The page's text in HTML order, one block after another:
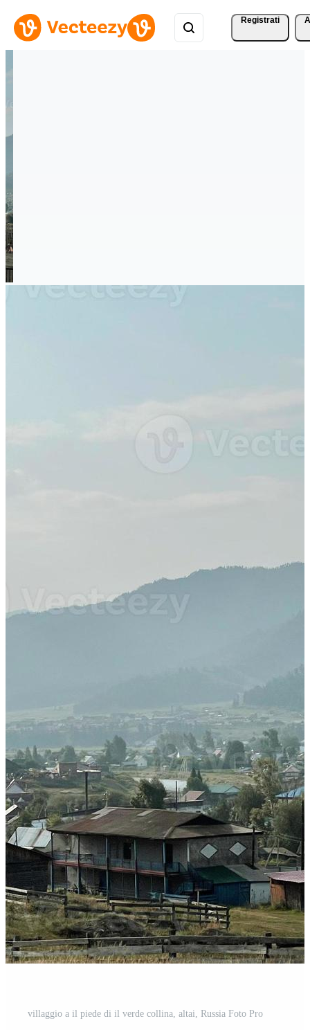
Registrati
villaggio a il piede di il verde collina, altai, Russia Foto Pro